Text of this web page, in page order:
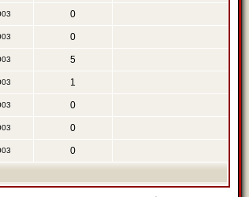
0
0
5
1
0
0
0